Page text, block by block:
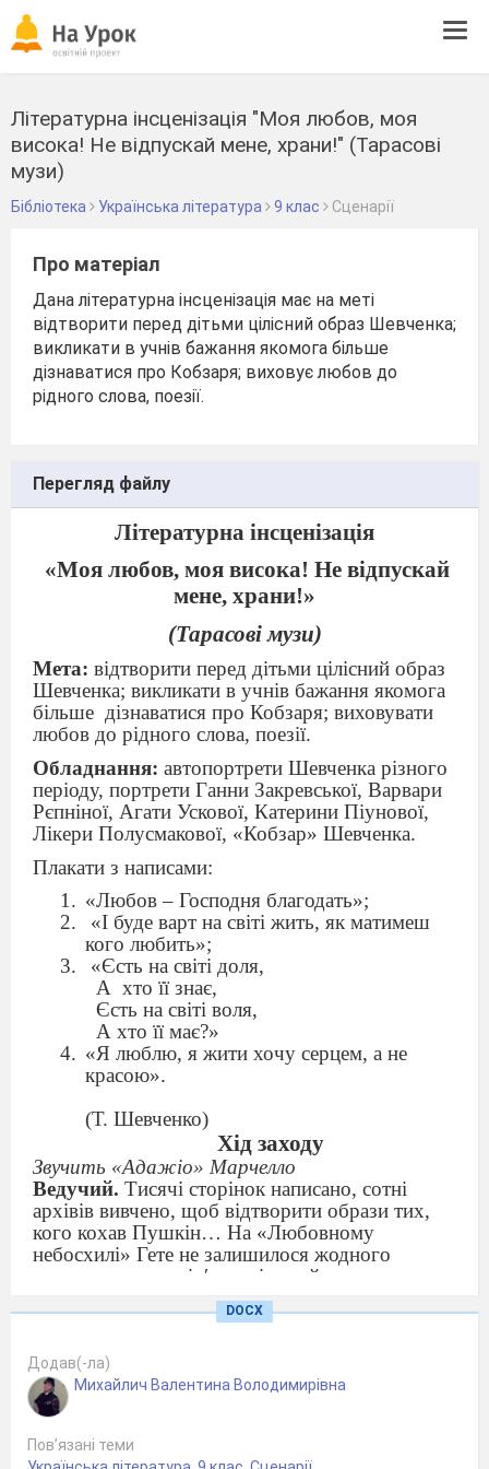
Літературна інсценізація "Моя любов, моя
висока! Не відпускай мене, храни!" (Тарасові
музи)
Бібліотека Українська література 9 клас Сценарії
Про матеріал
Дана літературна інсценізація має на меті
відтворити перед дітьми цілісний образ Шевченка;
викликати в учнів бажання якомога більше
дізнаватися про Кобзаря; виховує любов до
рідного слова, поезії.
Перегляд файлу
Літературна інсценізація
«Моя любов, моя висока! Не відпускай
мене, храни!»
(Тарасові музи)
Мета: відтворити перед дітьми цілісний образ
Шевченка; викликати в учнів бажання якомога
більше дізнаватися про Кобзаря; виховувати
любов до рідного слова, поезії.
Обладнання: автопортрети Шевченка різного
періоду, портрети Ганни Закревської, Варвари
Рєпніної, Агати Ускової, Катерини Піунової,
Лікери Полусмакової, «Кобзар» Шевченка.
Плакати з написами:
«Любов – Господня благодать»;
«І буде варт на світі жить, як матимеш
кого любить»;
«Єсть на світі доля,
А хто її знає,
Єсть на світі воля,
А хто її має?»
«Я люблю, я жити хочу серцем, а не
красою».
(Т. Шевченко)
Хід заходу
Звучить «Адажіо» Марчелло
Ведучий. Тисячі сторінок написано, сотні
архівів вивчено, щоб відтворити образи тих,
кого кохав Пушкін… На «Любовному
небосхилі» Гете не залишилося жодного
нерозкритого сузір′я – всіх знайдено, названо.
Чим зумовлено цей постійний інтерес до
інтимного життя видатних людей?
й звичайна теж, розкривається історія цілого
покоління. Окрім того, у митців це один із
ключів до розкриття таємниці їхньої творчості,
соціальних, політичних і життєвих ідеалів.
DOCX
Додав(-ла)
Михайлич Валентина Володимирівна
Пов’язані теми